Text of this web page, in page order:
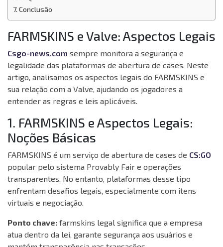
Conclusão
FARMSKINS e Valve: Aspectos Legais
Csgo-news.com sempre monitora a segurança e
legalidade das plataformas de abertura de cases. Neste
artigo, analisamos os aspectos legais do FARMSKINS e
sua relação com a Valve, ajudando os jogadores a
entender as regras e leis aplicáveis.
1. FARMSKINS e Aspectos Legais:
Noções Básicas
FARMSKINS é um serviço de abertura de cases de CS:GO
popular pelo sistema Provably Fair e operações
transparentes. No entanto, plataformas desse tipo
enfrentam desafios legais, especialmente com itens
virtuais e negociação.
Ponto chave: farmskins legal significa que a empresa
atua dentro da lei, garante segurança aos usuários e